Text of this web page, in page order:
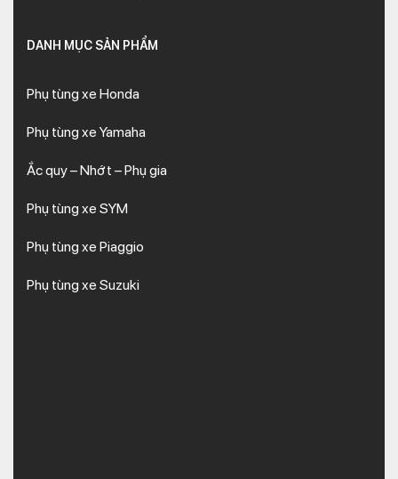
DANH MỤC SẢN PHẨM
Phụ tùng xe Honda
Phụ tùng xe Yamaha
Ắc quy – Nhớt – Phụ gia
Phụ tùng xe SYM
Phụ tùng xe Piaggio
Phụ tùng xe Suzuki